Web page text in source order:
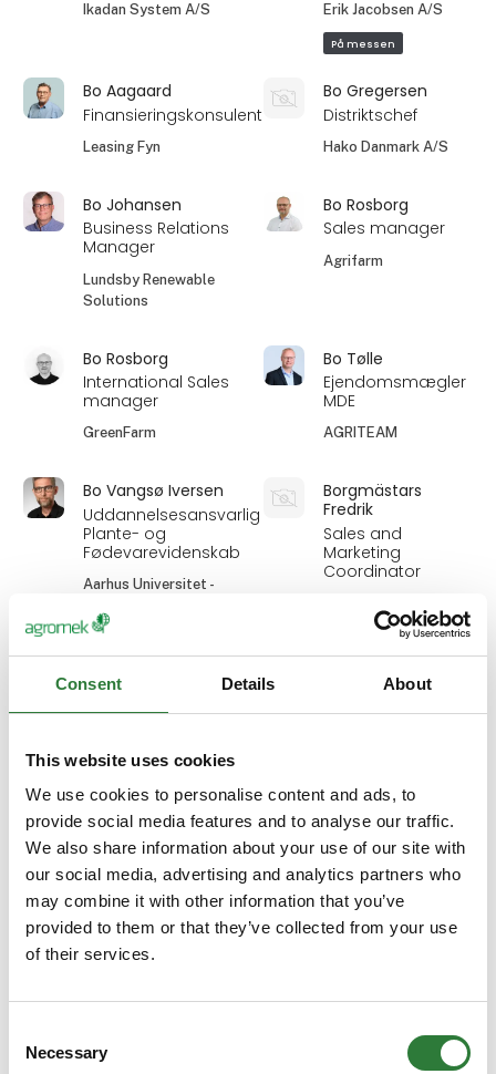
Consent Details About
This website uses cookies
We use cookies to personalise content and ads, to
provide social media features and to analyse our traffic.
We also share information about your use of our site with
our social media, advertising and analytics partners who
may combine it with other information that you’ve
provided to them or that they’ve collected from your use
of their services.
Selection
Necessary
Ikadan System A/S Erik Jacobsen A/S
På messen
Bo Aagaard
Finansieringskonsulent
Leasing Fyn
Bo Gregersen
Distriktschef
Hako Danmark A/S
Bo Johansen
Business Relations
Manager
Lundsby Renewable
Solutions
Bo Rosborg
Sales manager
Agrifarm
Bo Rosborg
International Sales
manager
GreenFarm
Bo Tølle
Ejendomsmægler
MDE
AGRITEAM
Bo Vangsø Iversen
Uddannelsesansvarlig
Plante- og
Fødevarevidenskab
Aarhus Universitet -
Borgmästars
Fredrik
Sales and
Marketing
Coordinator
Brian Agerbo
Salgschef, gris
Vestjyllands Andel
Brian Cato
Salgschef, Olie
Hornsyld
Brian Dammark
Product Specialist
- Traktor &
Reservedele
Kramp
Brian Gaarde
Salgssupport,
Fjerkræ
Hornsyld
Købmandsgaard
Brian Graakjær
Linddana A/S Filterteknik A/S
Brian Løjngaard Brian Pedersen